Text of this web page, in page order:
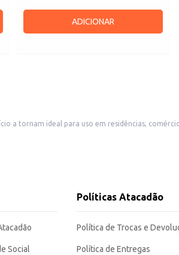
ADICIONAR
a tornam ideal para uso em residências,
tornando-se uma escolha inteligente
Social
Políticas Atacadão
Política de Trocas e
Política de Entregas